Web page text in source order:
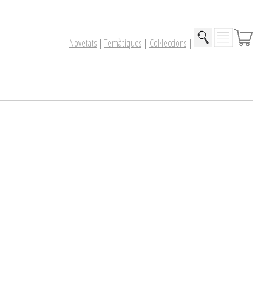
Novetats | Temàtiques | Col·leccions |